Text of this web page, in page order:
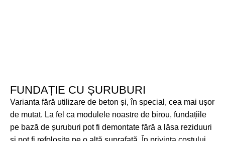
FUNDAȚIE CU ȘURUBURI
Varianta fără utilizare de beton și, în special, cea mai ușor
de mutat. La fel ca modulele noastre de birou, fundațiile
pe bază de șuruburi pot fi demontate fără a lăsa reziduuri